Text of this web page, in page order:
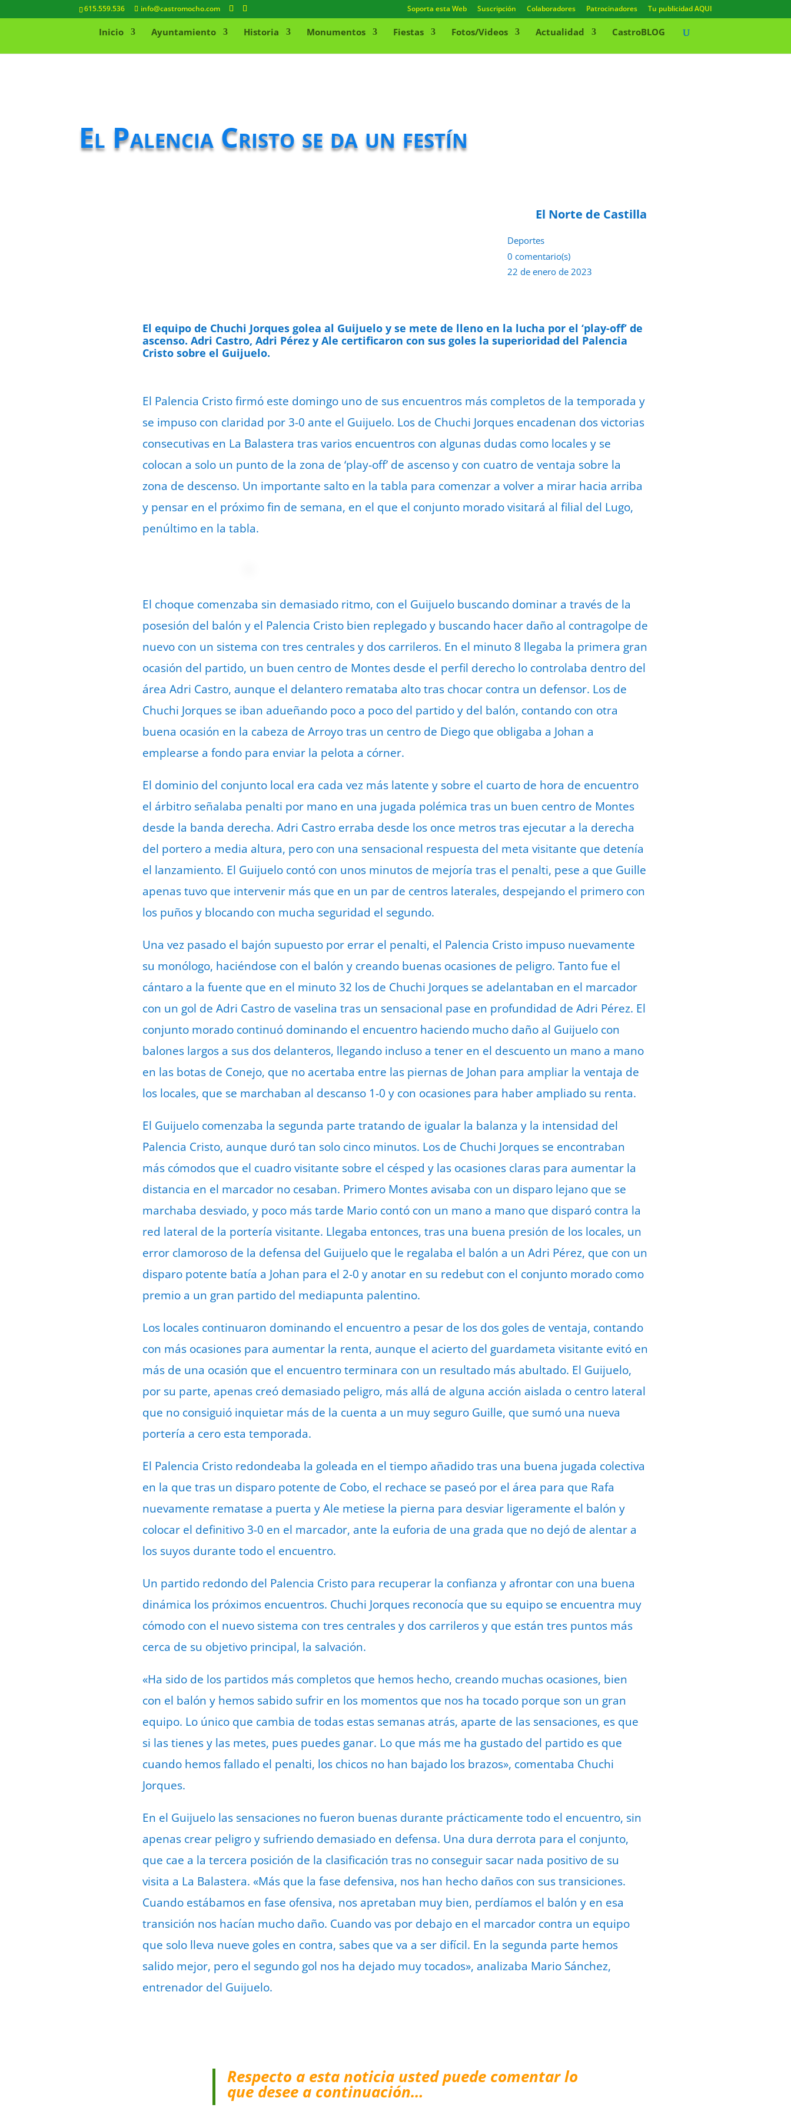
615.559.536 info@castromocho.com Soporta esta Web Suscripción Colaboradores Patrocinadores Tu publicidad AQUI
Inicio Ayuntamiento Historia Monumentos Fiestas Fotos/Videos Actualidad CastroBLOG
El Palencia Cristo se da un festín
El Norte de Castilla
Deportes
0 comentario(s)
22 de enero de 2023
El equipo de Chuchi Jorques golea al Guijuelo y se mete de lleno en la lucha por el ‘play-off’ de
ascenso. Adri Castro, Adri Pérez y Ale certificaron con sus goles la superioridad del Palencia
Cristo sobre el Guijuelo.
El Palencia Cristo firmó este domingo uno de sus encuentros más completos de la temporada y
se impuso con claridad por 3-0 ante el Guijuelo. Los de Chuchi Jorques encadenan dos victorias
consecutivas en La Balastera tras varios encuentros con algunas dudas como locales y se
colocan a solo un punto de la zona de ‘play-off’ de ascenso y con cuatro de ventaja sobre la
zona de descenso. Un importante salto en la tabla para comenzar a volver a mirar hacia arriba
y pensar en el próximo fin de semana, en el que el conjunto morado visitará al filial del Lugo,
penúltimo en la tabla.
El choque comenzaba sin demasiado ritmo, con el Guijuelo buscando dominar a través de la
posesión del balón y el Palencia Cristo bien replegado y buscando hacer daño al contragolpe de
nuevo con un sistema con tres centrales y dos carrileros. En el minuto 8 llegaba la primera gran
ocasión del partido, un buen centro de Montes desde el perfil derecho lo controlaba dentro del
área Adri Castro, aunque el delantero remataba alto tras chocar contra un defensor. Los de
Chuchi Jorques se iban adueñando poco a poco del partido y del balón, contando con otra
buena ocasión en la cabeza de Arroyo tras un centro de Diego que obligaba a Johan a
emplearse a fondo para enviar la pelota a córner.
El dominio del conjunto local era cada vez más latente y sobre el cuarto de hora de encuentro
el árbitro señalaba penalti por mano en una jugada polémica tras un buen centro de Montes
desde la banda derecha. Adri Castro erraba desde los once metros tras ejecutar a la derecha
del portero a media altura, pero con una sensacional respuesta del meta visitante que detenía
el lanzamiento. El Guijuelo contó con unos minutos de mejoría tras el penalti, pese a que Guille
apenas tuvo que intervenir más que en un par de centros laterales, despejando el primero con
los puños y blocando con mucha seguridad el segundo.
Una vez pasado el bajón supuesto por errar el penalti, el Palencia Cristo impuso nuevamente
su monólogo, haciéndose con el balón y creando buenas ocasiones de peligro. Tanto fue el
cántaro a la fuente que en el minuto 32 los de Chuchi Jorques se adelantaban en el marcador
con un gol de Adri Castro de vaselina tras un sensacional pase en profundidad de Adri Pérez. El
conjunto morado continuó dominando el encuentro haciendo mucho daño al Guijuelo con
balones largos a sus dos delanteros, llegando incluso a tener en el descuento un mano a mano
en las botas de Conejo, que no acertaba entre las piernas de Johan para ampliar la ventaja de
los locales, que se marchaban al descanso 1-0 y con ocasiones para haber ampliado su renta.
El Guijuelo comenzaba la segunda parte tratando de igualar la balanza y la intensidad del
Palencia Cristo, aunque duró tan solo cinco minutos. Los de Chuchi Jorques se encontraban
más cómodos que el cuadro visitante sobre el césped y las ocasiones claras para aumentar la
distancia en el marcador no cesaban. Primero Montes avisaba con un disparo lejano que se
marchaba desviado, y poco más tarde Mario contó con un mano a mano que disparó contra la
red lateral de la portería visitante. Llegaba entonces, tras una buena presión de los locales, un
error clamoroso de la defensa del Guijuelo que le regalaba el balón a un Adri Pérez, que con un
disparo potente batía a Johan para el 2-0 y anotar en su redebut con el conjunto morado como
premio a un gran partido del mediapunta palentino.
Los locales continuaron dominando el encuentro a pesar de los dos goles de ventaja, contando
con más ocasiones para aumentar la renta, aunque el acierto del guardameta visitante evitó en
más de una ocasión que el encuentro terminara con un resultado más abultado. El Guijuelo,
por su parte, apenas creó demasiado peligro, más allá de alguna acción aislada o centro lateral
que no consiguió inquietar más de la cuenta a un muy seguro Guille, que sumó una nueva
portería a cero esta temporada.
El Palencia Cristo redondeaba la goleada en el tiempo añadido tras una buena jugada colectiva
en la que tras un disparo potente de Cobo, el rechace se paseó por el área para que Rafa
nuevamente rematase a puerta y Ale metiese la pierna para desviar ligeramente el balón y
colocar el definitivo 3-0 en el marcador, ante la euforia de una grada que no dejó de alentar a
los suyos durante todo el encuentro.
Un partido redondo del Palencia Cristo para recuperar la confianza y afrontar con una buena
dinámica los próximos encuentros. Chuchi Jorques reconocía que su equipo se encuentra muy
cómodo con el nuevo sistema con tres centrales y dos carrileros y que están tres puntos más
cerca de su objetivo principal, la salvación.
«Ha sido de los partidos más completos que hemos hecho, creando muchas ocasiones, bien
con el balón y hemos sabido sufrir en los momentos que nos ha tocado porque son un gran
equipo. Lo único que cambia de todas estas semanas atrás, aparte de las sensaciones, es que
si las tienes y las metes, pues puedes ganar. Lo que más me ha gustado del partido es que
cuando hemos fallado el penalti, los chicos no han bajado los brazos», comentaba Chuchi
Jorques.
En el Guijuelo las sensaciones no fueron buenas durante prácticamente todo el encuentro, sin
apenas crear peligro y sufriendo demasiado en defensa. Una dura derrota para el conjunto,
que cae a la tercera posición de la clasificación tras no conseguir sacar nada positivo de su
visita a La Balastera. «Más que la fase defensiva, nos han hecho daños con sus transiciones.
Cuando estábamos en fase ofensiva, nos apretaban muy bien, perdíamos el balón y en esa
transición nos hacían mucho daño. Cuando vas por debajo en el marcador contra un equipo
que solo lleva nueve goles en contra, sabes que va a ser difícil. En la segunda parte hemos
salido mejor, pero el segundo gol nos ha dejado muy tocados», analizaba Mario Sánchez,
entrenador del Guijuelo.
Respecto a esta noticia usted puede comentar lo
que desee a continuación…